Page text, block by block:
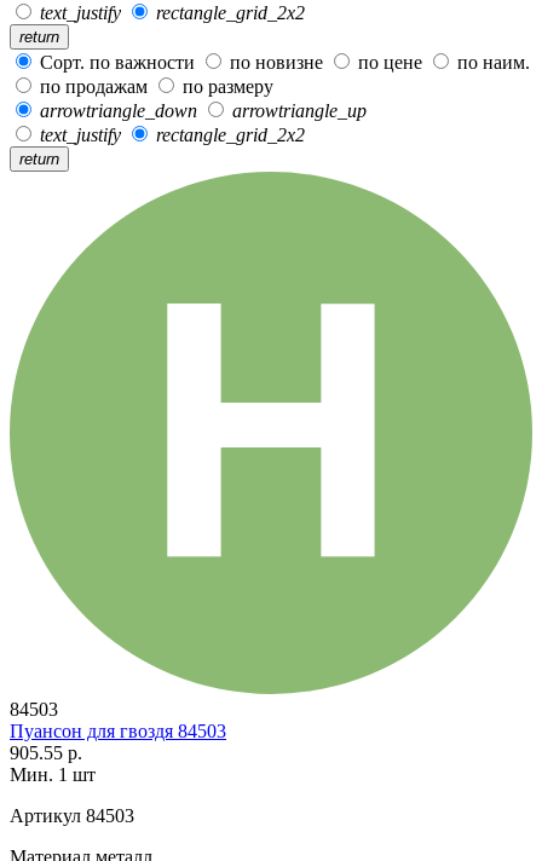
text_justify
rectangle_grid_2x2
return
Сорт. по важности по новизне по цене
по наим.
по продажам
по размеру
arrowtriangle_down
arrowtriangle_up
text_justify
rectangle_grid_2x2
return
84503
Пуансон для гвоздя 84503
905.55 р.
Мин. 1 шт
Артикул 84503
Материал металл